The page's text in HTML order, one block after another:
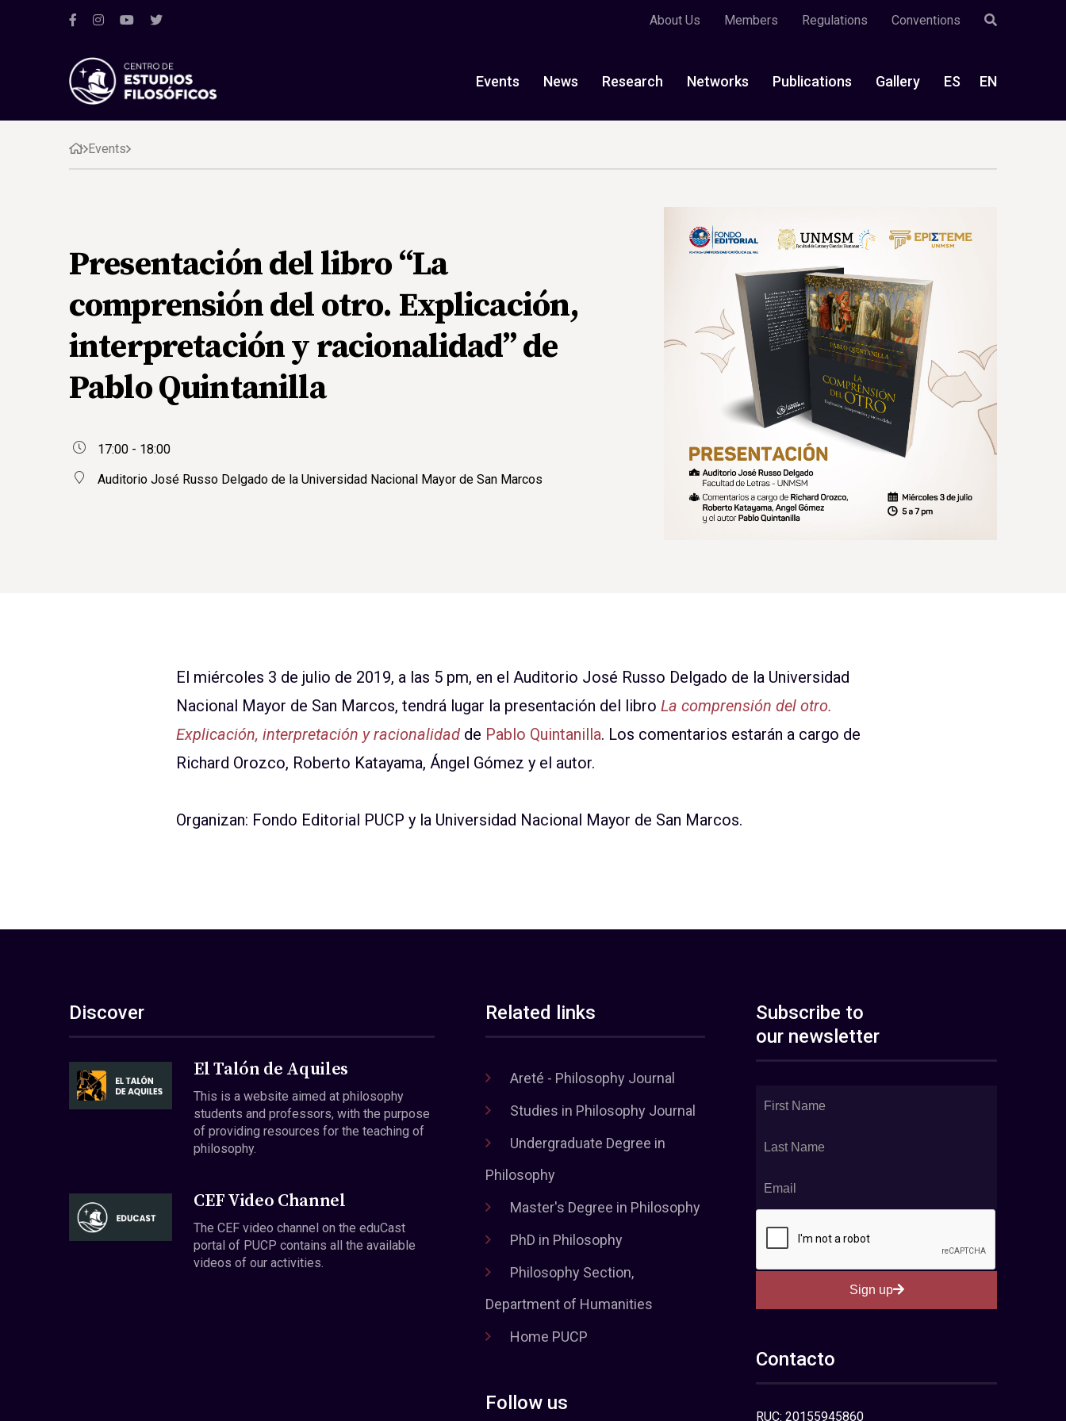
About Us Members Regulations Conventions
Events News Research Networks Publications Gallery ES EN
Events
Presentación del libro “La
comprensión del otro. Explicación,
interpretación y racionalidad” de
Pablo Quintanilla
17:00 - 18:00
Auditorio José Russo Delgado de la Universidad Nacional Mayor de San Marcos
El miércoles 3 de julio de 2019, a las 5 pm, en el Auditorio José Russo Delgado de la Universidad
Nacional Mayor de San Marcos, tendrá lugar la presentación del libro La comprensión del otro.
Explicación, interpretación y racionalidad de Pablo Quintanilla. Los comentarios estarán a cargo de
Richard Orozco, Roberto Katayama, Ángel Gómez y el autor.
Organizan: Fondo Editorial PUCP y la Universidad Nacional Mayor de San Marcos.
Discover
El Talón de Aquiles
This is a website aimed at philosophy
students and professors, with the purpose
of providing resources for the teaching of
philosophy.
CEF Video Channel
The CEF video channel on the eduCast
portal of PUCP contains all the available
videos of our activities.
Related links
Areté - Philosophy Journal
Studies in Philosophy Journal
Undergraduate Degree in
Philosophy
Master's Degree in Philosophy
PhD in Philosophy
Philosophy Section,
Department of Humanities
Home PUCP
Follow us
Subscribe to
our newsletter
Sign up
Contacto
RUC: 20155945860